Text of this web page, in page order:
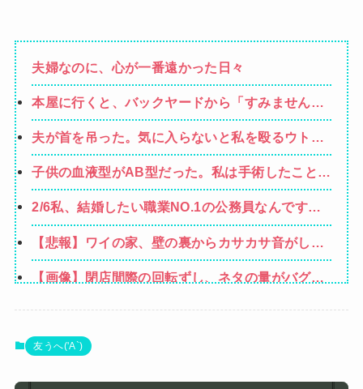
夫婦なのに、心が一番遠かった日々
本屋に行くと、バックヤードから「すみません、
本当にすみません（泣）「でもあなた、初めてじ
ゃないしね、うちだけじゃどうしようもないか
ら」と会話が聞こえてきた→すると・・・
夫が首を吊った。気に入らないと私を殴るウトと
それを傍観するトメに生活費をくれない夫…地獄
の義実家をでて離婚しようとしたら…夫にはとん
でもない秘密があった
子供の血液型がAB型だった。私は手術したことあ
るからA型で合ってるし…旦那(O型)の血液型を調
べてみよう」→ 結果・・・
2/6私、結婚したい職業NO.1の公務員なんですけ
ど、嫁が子供連れて家出した。全く理由は思いつ
かないけど強いてあげるとすれば母のせいかもし
れない。嫁のせいでアトピー悪化しそう→
【悲報】ワイの家、壁の裏からカサカサ音がして
終わるwwwww
【画像】閉店間際の回転ずし、ネタの量がバグっ
【悲報】坂口杏里を家に住ませてあげた結果ｗｗ
ワイ、「着衣おっばい」でしか抜けない体質にな
SNSで知り合ったJK10人とS●Xしてハメ撮り770
友うへ('A`)